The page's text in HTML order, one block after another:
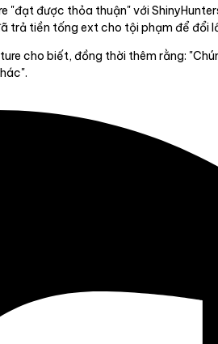
"đạt được thỏa thuận" với
trả tiền tống ext cho tội phạm để đổi
cho biết, đồng thời thêm rằng: